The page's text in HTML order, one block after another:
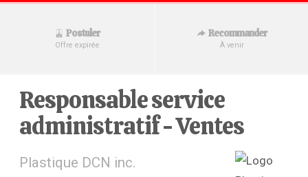
Postuler
Offre expirée
Recommander
À venir
Responsable service
administratif - Ventes
Plastique DCN inc.